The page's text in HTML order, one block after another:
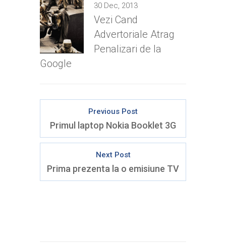
30 Dec, 2013
Vezi Cand
Advertoriale Atrag
Penalizari de la
Google
Previous Post
Primul laptop Nokia Booklet 3G
Next Post
Prima prezenta la o emisiune TV